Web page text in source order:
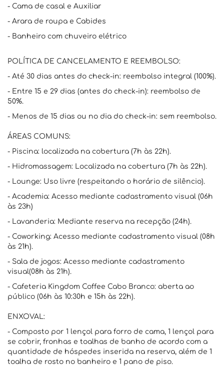
- Cama de casal e Auxiliar
- Arara de roupa e Cabides
- Banheiro com chuveiro elétrico
POLÍTICA DE CANCELAMENTO E REEMBOLSO:
- Até 30 dias antes do check-in: reembolso integral (100%).
- Entre 15 e 29 dias (antes do check-in): reembolso de
50%.
- Menos de 15 dias ou no dia do check-in: sem reembolso.
ÁREAS COMUNS:
- Piscina: localizada na cobertura (7h às 22h).
- Hidromassagem: Localizada na cobertura (7h às 22h).
- Lounge: Uso livre (respeitando o horário de silêncio).
- Academia: Acesso mediante cadastramento visual (06h
às 23h)
- Lavanderia: Mediante reserva na recepção (24h).
- Coworking: Acesso mediante cadastramento visual (08h
às 21h).
- Sala de jogos: Acesso mediante cadastramento
visual(08h às 21h).
- Cafeteria Kingdom Coffee Cabo Branco: aberta ao
público (06h às 10:30h e 15h às 22h).
ENXOVAL:
- Composto por 1 lençol para forro de cama, 1 lençol para
se cobrir, fronhas e toalhas de banho de acordo com a
quantidade de hóspedes inserida na reserva, além de 1
toalha de rosto no banheiro e 1 pano de piso.